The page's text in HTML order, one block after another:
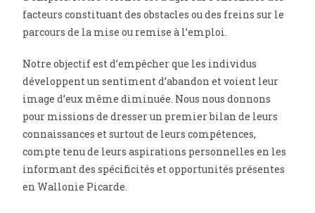
facteurs constituant des obstacles ou des freins sur le
parcours de la mise ou remise à l’emploi.
Notre objectif est d’empêcher que les individus
développent un sentiment d’abandon et voient leur
image d’eux même diminuée. Nous nous donnons
pour missions de dresser un premier bilan de leurs
connaissances et surtout de leurs compétences,
compte tenu de leurs aspirations personnelles en les
informant des spécificités et opportunités présentes
en Wallonie Picarde.